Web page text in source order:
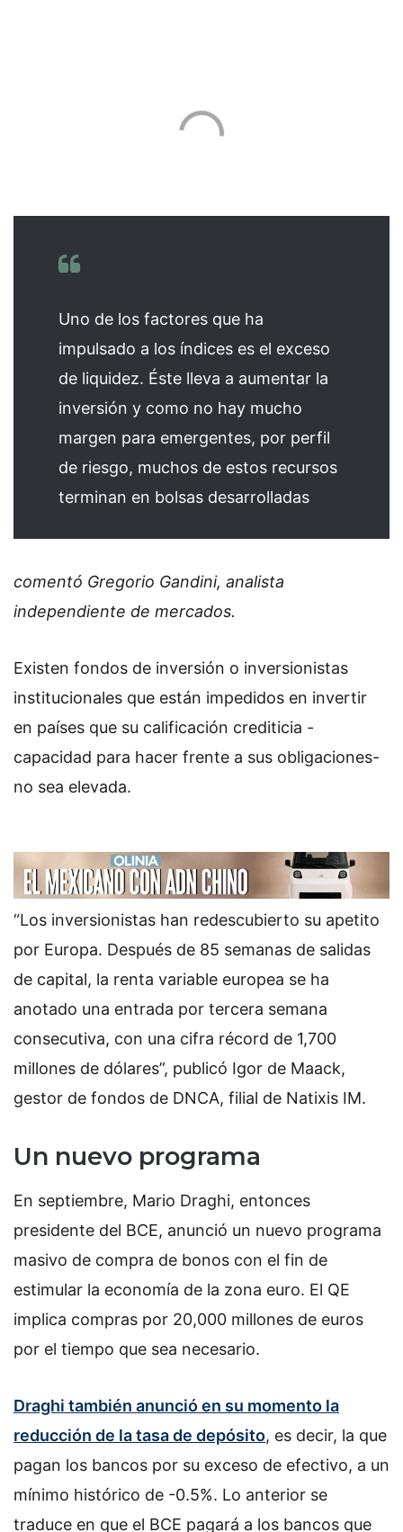
Uno de los factores que ha
impulsado a los índices es el exceso
de liquidez. Éste lleva a aumentar la
inversión y como no hay mucho
margen para emergentes, por perfil
de riesgo, muchos de estos recursos
terminan en bolsas desarrolladas
comentó Gregorio Gandini, analista
independiente de mercados.
Existen fondos de inversión o inversionistas
institucionales que están impedidos en invertir
en países que su calificación crediticia -
capacidad para hacer frente a sus obligaciones-
no sea elevada.
“Los inversionistas han redescubierto su apetito
por Europa. Después de 85 semanas de salidas
de capital, la renta variable europea se ha
anotado una entrada por tercera semana
consecutiva, con una cifra récord de 1,700
millones de dólares”, publicó Igor de Maack,
gestor de fondos de DNCA, filial de Natixis IM.
Un nuevo programa
En septiembre, Mario Draghi, entonces
presidente del BCE, anunció un nuevo programa
masivo de compra de bonos con el fin de
estimular la economía de la zona euro. El QE
implica compras por 20,000 millones de euros
por el tiempo que sea necesario.
Draghi también anunció en su momento la
reducción de la tasa de depósito, es decir, la que
pagan los bancos por su exceso de efectivo, a un
mínimo histórico de -0.5%. Lo anterior se
traduce en que el BCE pagará a los bancos que